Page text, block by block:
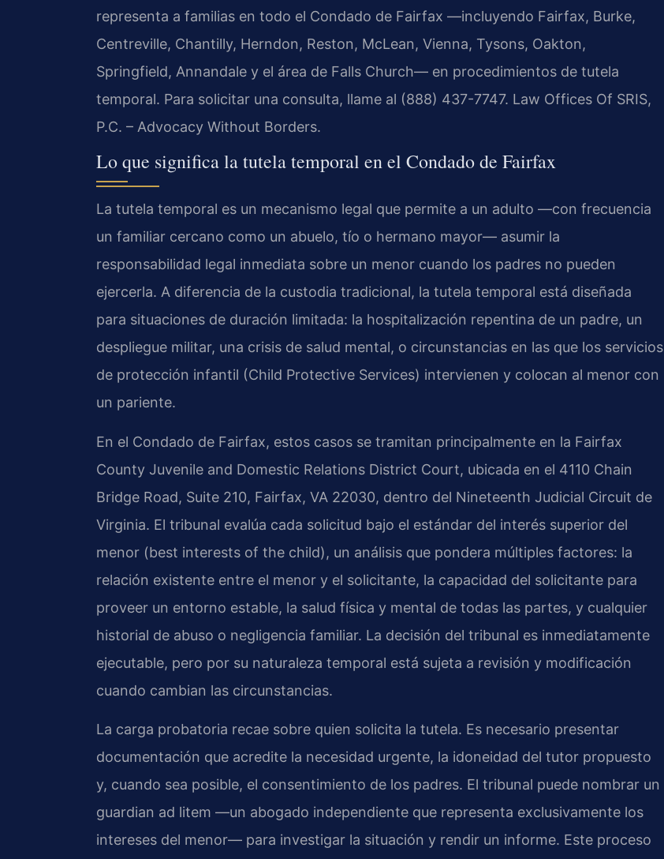
representa a familias en todo el Condado de Fairfax —incluyendo Fairfax, Burke,
Centreville, Chantilly, Herndon, Reston, McLean, Vienna, Tysons, Oakton,
Springfield, Annandale y el área de Falls Church— en procedimientos de tutela
temporal. Para solicitar una consulta, llame al (888) 437-7747. Law Offices Of SRIS,
P.C. – Advocacy Without Borders.
Lo que significa la tutela temporal en el Condado de Fairfax
La tutela temporal es un mecanismo legal que permite a un adulto —con frecuencia
un familiar cercano como un abuelo, tío o hermano mayor— asumir la
responsabilidad legal inmediata sobre un menor cuando los padres no pueden
ejercerla. A diferencia de la custodia tradicional, la tutela temporal está diseñada
para situaciones de duración limitada: la hospitalización repentina de un padre, un
despliegue militar, una crisis de salud mental, o circunstancias en las que los servicios
de protección infantil (Child Protective Services) intervienen y colocan al menor con
un pariente.
En el Condado de Fairfax, estos casos se tramitan principalmente en la Fairfax
County Juvenile and Domestic Relations District Court, ubicada en el 4110 Chain
Bridge Road, Suite 210, Fairfax, VA 22030, dentro del Nineteenth Judicial Circuit de
Virginia. El tribunal evalúa cada solicitud bajo el estándar del interés superior del
menor (best interests of the child), un análisis que pondera múltiples factores: la
relación existente entre el menor y el solicitante, la capacidad del solicitante para
proveer un entorno estable, la salud física y mental de todas las partes, y cualquier
historial de abuso o negligencia familiar. La decisión del tribunal es inmediatamente
ejecutable, pero por su naturaleza temporal está sujeta a revisión y modificación
cuando cambian las circunstancias.
La carga probatoria recae sobre quien solicita la tutela. Es necesario presentar
documentación que acredite la necesidad urgente, la idoneidad del tutor propuesto
y, cuando sea posible, el consentimiento de los padres. El tribunal puede nombrar un
guardian ad litem —un abogado independiente que representa exclusivamente los
intereses del menor— para investigar la situación y rendir un informe. Este proceso